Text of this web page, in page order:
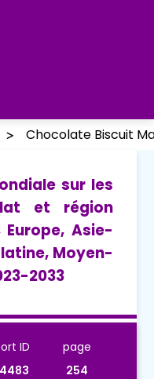
Chocolate Biscuit
sur les
et région
Asie-
Moyen-
2033
ID
page
254